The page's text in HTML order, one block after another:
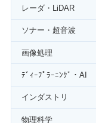
レーダ・LiDAR
ソナー・超音波
画像処理
ﾃﾞｨｰﾌﾟﾗｰﾆﾝｸﾞ・AI
インダストリ
物理科学